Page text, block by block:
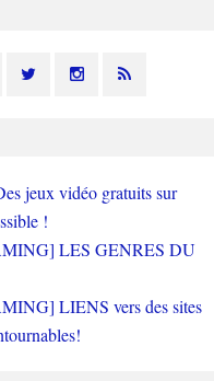
jeux vidéo gratuits sur
!
LES GENRES DU
LIENS vers des sites